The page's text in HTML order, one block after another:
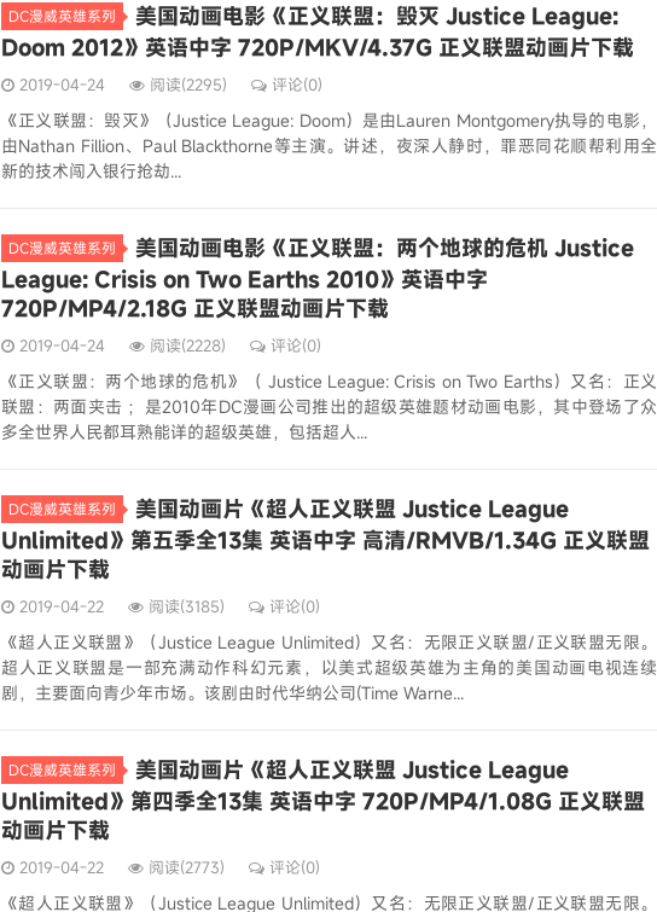
DC漫威英雄系列
美国动画电影《正义联盟：毁灭 Justice League:
Doom 2012》英语中字 720P/MKV/4.37G 正义联盟动画片下载
2019-04-24 阅读(2295) 评论(0)
《正义联盟：毁灭》（Justice League: Doom）是由Lauren Montgomery执导的电影，
由Nathan Fillion、Paul Blackthorne等主演。讲述，夜深人静时，罪恶同花顺帮利用全
新的技术闯入银行抢劫...
DC漫威英雄系列
美国动画电影《正义联盟：两个地球的危机 Justice
League: Crisis on Two Earths 2010》英语中字
720P/MP4/2.18G 正义联盟动画片下载
2019-04-24 阅读(2228) 评论(0)
《正义联盟：两个地球的危机》（ Justice League: Crisis on Two Earths）又名：正义
联盟：两面夹击 ；是2010年DC漫画公司推出的超级英雄题材动画电影，其中登场了众
多全世界人民都耳熟能详的超级英雄，包括超人...
DC漫威英雄系列
美国动画片《超人正义联盟 Justice League
Unlimited》第五季全13集 英语中字 高清/RMVB/1.34G 正义联盟
动画片下载
2019-04-22 阅读(3185) 评论(0)
《超人正义联盟》（Justice League Unlimited）又名：无限正义联盟/正义联盟无限。
超人正义联盟是一部充满动作科幻元素，以美式超级英雄为主角的美国动画电视连续
剧，主要面向青少年市场。该剧由时代华纳公司(Time Warne...
DC漫威英雄系列
美国动画片《超人正义联盟 Justice League
Unlimited》第四季全13集 英语中字 720P/MP4/1.08G 正义联盟
动画片下载
2019-04-22 阅读(2773) 评论(0)
《超人正义联盟》（Justice League Unlimited）又名：无限正义联盟/正义联盟无限。